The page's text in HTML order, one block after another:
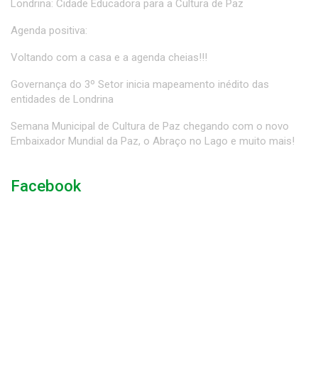
Londrina: Cidade Educadora para a Cultura de Paz
Agenda positiva:
Voltando com a casa e a agenda cheias!!!
Governança do 3º Setor inicia mapeamento inédito das
entidades de Londrina
Semana Municipal de Cultura de Paz chegando com o novo
Embaixador Mundial da Paz, o Abraço no Lago e muito mais!
Facebook